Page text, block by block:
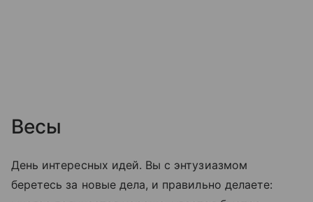
Весы
День интересных идей. Вы с энтузиазмом
беретесь за новые дела, и правильно делаете: